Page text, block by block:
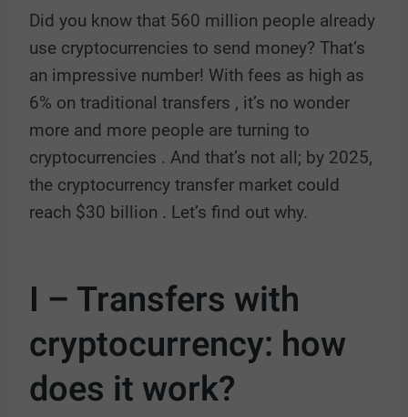
Did you know that 560 million people already
use cryptocurrencies to send money? That’s
an impressive number! With fees as high as
6% on traditional transfers , it’s no wonder
more and more people are turning to
cryptocurrencies . And that’s not all; by 2025,
the cryptocurrency transfer market could
reach $30 billion . Let’s find out why.
I – Transfers with
cryptocurrency: how
does it work?